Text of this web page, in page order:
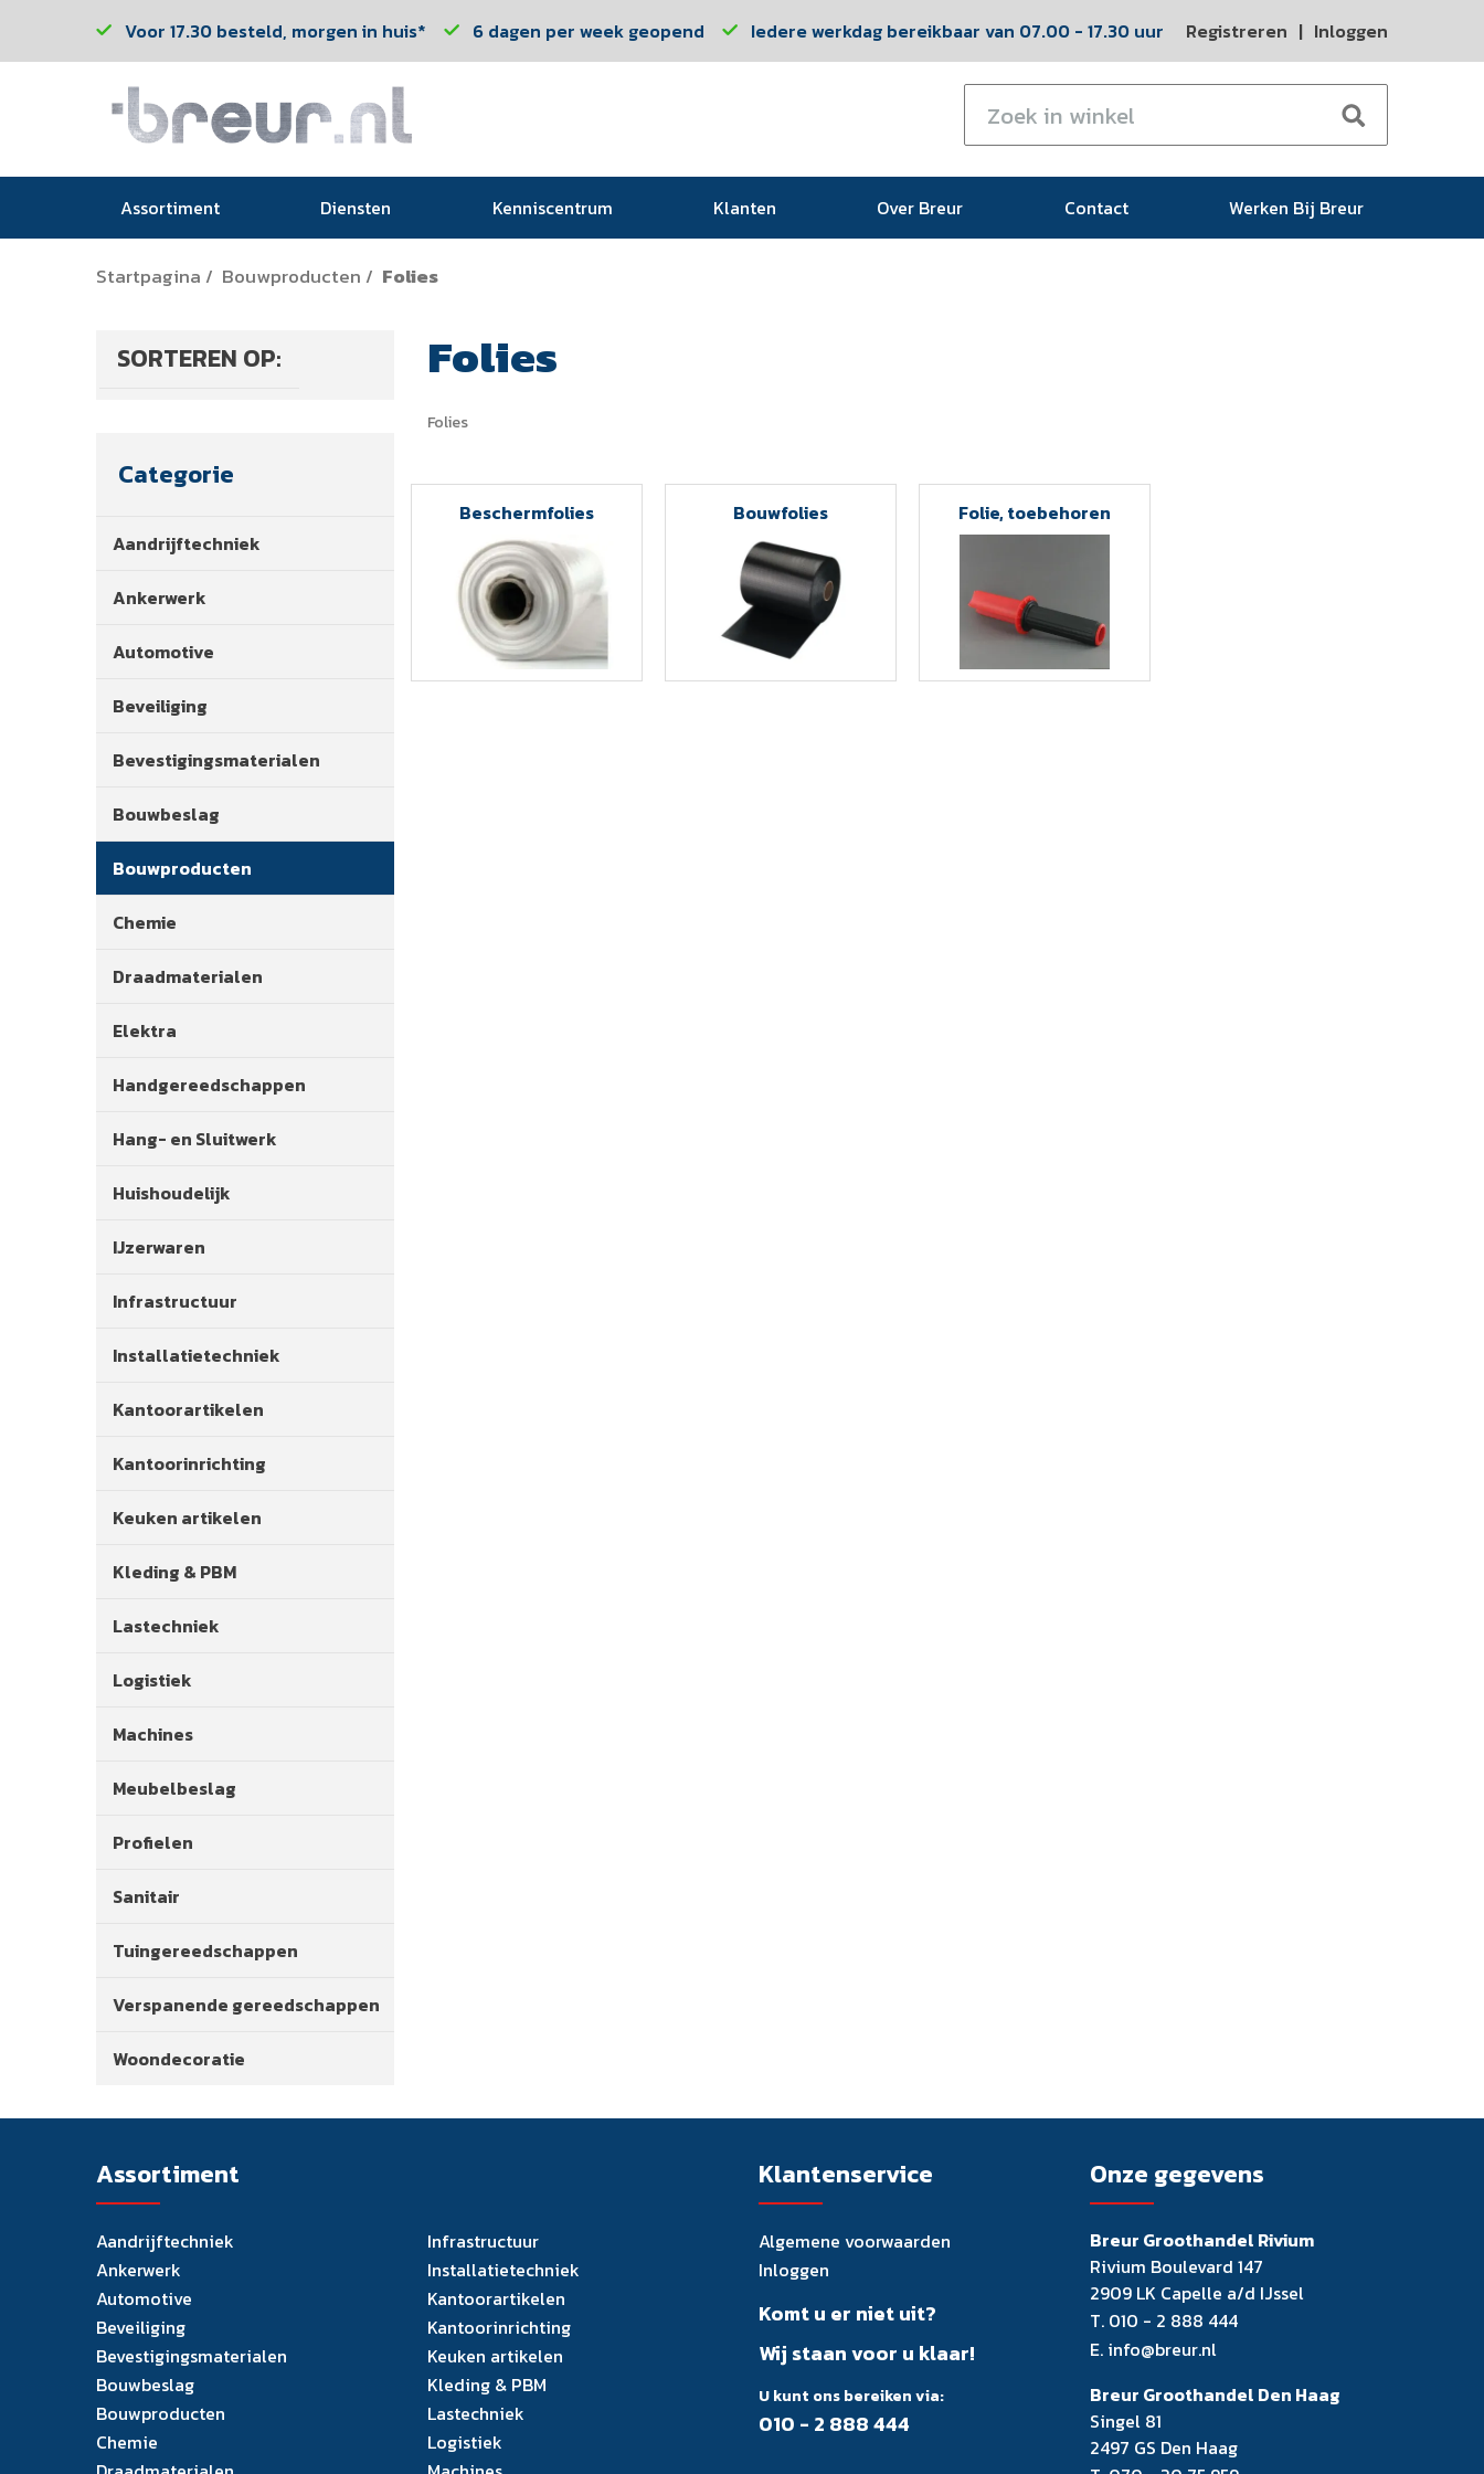
Voor 17.30 besteld, morgen in huis* 6 dagen per week geopend Iedere werkdag bereikbaar van 07.00 - 17.30 uur Registreren | Inloggen
Assortiment Diensten Kenniscentrum Klanten Over Breur Contact Werken Bij Breur
Startpagina / Bouwproducten / Folies
SORTEREN OP:
Categorie
Aandrijftechniek
Ankerwerk
Automotive
Beveiliging
Bevestigingsmaterialen
Bouwbeslag
Bouwproducten
Chemie
Draadmaterialen
Elektra
Handgereedschappen
Hang- en Sluitwerk
Huishoudelijk
IJzerwaren
Infrastructuur
Installatietechniek
Kantoorartikelen
Kantoorinrichting
Keuken artikelen
Kleding & PBM
Lastechniek
Logistiek
Machines
Meubelbeslag
Profielen
Sanitair
Tuingereedschappen
Verspanende gereedschappen
Woondecoratie
Folies
Folies
Beschermfolies Bouwfolies Folie, toebehoren
Assortiment
Aandrijftechniek
Ankerwerk
Automotive
Beveiliging
Bevestigingsmaterialen
Bouwbeslag
Bouwproducten
Chemie
Infrastructuur
Installatietechniek
Kantoorartikelen
Kantoorinrichting
Keuken artikelen
Kleding & PBM
Lastechniek
Logistiek
Klantenservice
Algemene voorwaarden
Inloggen
Komt u er niet uit?
Wij staan voor u klaar!
U kunt ons bereiken via:
010 - 2 888 444
Onze gegevens
Breur Groothandel Rivium
Rivium Boulevard 147
2909 LK Capelle a/d IJssel
T. 010 - 2 888 444
E. info@breur.nl
Breur Groothandel Den Haag
Singel 81
2497 GS Den Haag